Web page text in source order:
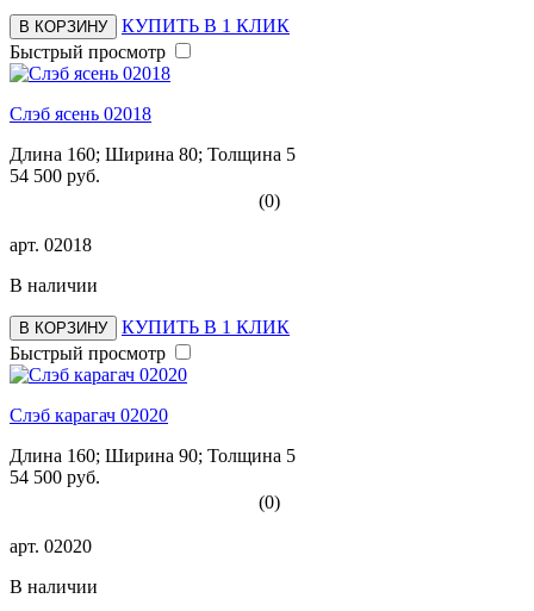
В КОРЗИНУ
КУПИТЬ В 1 КЛИК
Быстрый просмотр
Слэб ясень 02018
Длина 160; Ширина 80; Толщина 5
54 500 руб.
(0)
арт. 02018
В наличии
В КОРЗИНУ
КУПИТЬ В 1 КЛИК
Быстрый просмотр
Слэб карагач 02020
Длина 160; Ширина 90; Толщина 5
54 500 руб.
(0)
арт. 02020
В наличии